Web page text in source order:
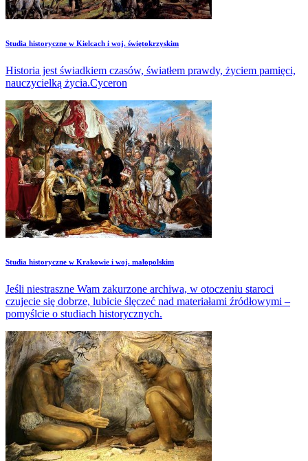
Studia historyczne w Kielcach i woj. świętokrzyskim
Historia jest świadkiem czasów, światłem prawdy, życiem pamięci,
nauczycielką życia.Cyceron
Studia historyczne w Krakowie i woj. małopolskim
Jeśli niestraszne Wam zakurzone archiwa, w otoczeniu staroci
czujecie się dobrze, lubicie ślęczeć nad materiałami źródłowymi –
pomyślcie o studiach historycznych.